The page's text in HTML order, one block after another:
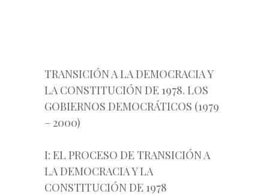
TRANSICIÓN A LA DEMOCRACIA Y
LA CONSTITUCIÓN DE 1978. LOS
GOBIERNOS DEMOCRÁTICOS (1979
– 2000)
I: EL PROCESO DE TRANSICIÓN A
LA DEMOCRACIA Y LA
CONSTITUCIÓN DE 1978